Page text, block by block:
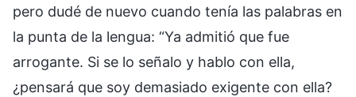
pero dudé de nuevo cuando tenía las palabras en
la punta de la lengua: “Ya admitió que fue
arrogante. Si se lo señalo y hablo con ella,
¿pensará que soy demasiado exigente con ella?